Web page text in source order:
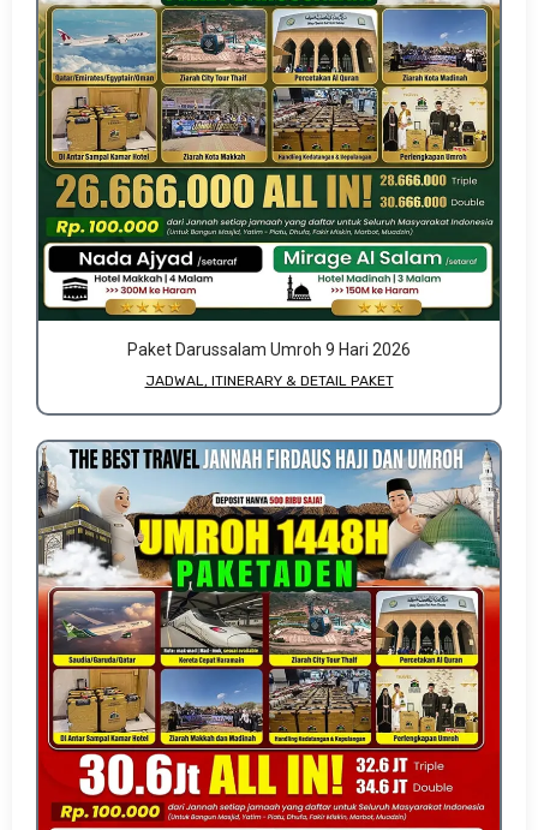
Paket Darussalam Umroh 9 Hari 2026
JADWAL, ITINERARY & DETAIL PAKET